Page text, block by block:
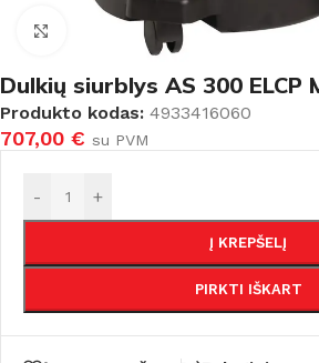
Dulkių siurblys AS 300 ELCP
Produkto kodas: 4933416060
707,00 € su PVM
- +
Į KREPŠELĮ
PIRKTI IŠKART